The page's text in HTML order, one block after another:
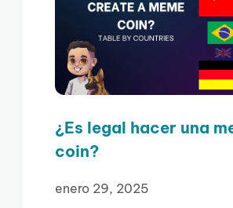
¿Es legal hacer una
coin?
enero 29, 2025